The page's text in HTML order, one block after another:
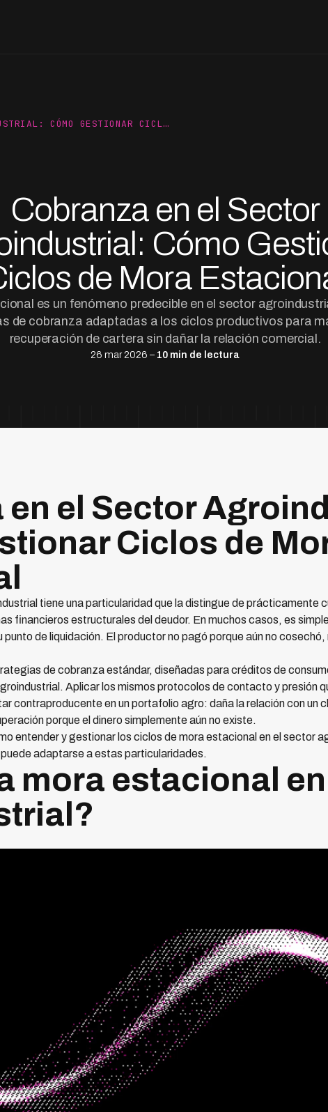
CÓMO GESTIONAR CICL…
Cobranza en el Sector
Cómo
de Mora
es un fenómeno predecible en el sector
de cobranza adaptadas a los ciclos productivos para
recuperación de cartera sin dañar la relación comercial.
26 mar 2026 – 10 min de lectura
en el Sector
Ciclos de
tiene una particularidad que la distingue de prácticamente
financieros estructurales del deudor. En muchos casos, es
punto de liquidación. El productor no pagó porque aún no cosechó,
de cobranza estándar, diseñadas para créditos de
Aplicar los mismos protocolos de contacto y presión
contraproducente en un portafolio agro: daña la relación con un
porque el dinero simplemente aún no existe.
entender y gestionar los ciclos de mora estacional en el sector
adaptarse a estas particularidades.
mora estacional